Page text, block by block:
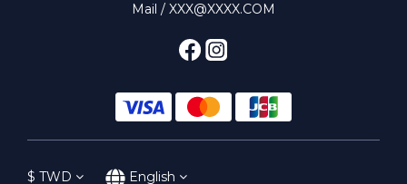
Mail / XXX@XXXX.COM
$ TWD English